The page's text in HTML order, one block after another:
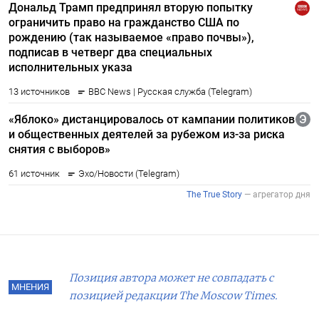
МНЕНИЯ
Позиция автора может не совпадать с
позицией редакции The Moscow Times.